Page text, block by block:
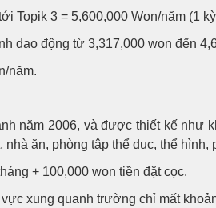
Topik 3 = 5,600,000 Won/năm (1
dao động từ 3,317,000 won đến
năm.
năm 2006, và được thiết kế như
nhà ăn, phòng tập thể dục, thể
+ 100,000 won tiền đặt cọc.
xung quanh trường chỉ mất